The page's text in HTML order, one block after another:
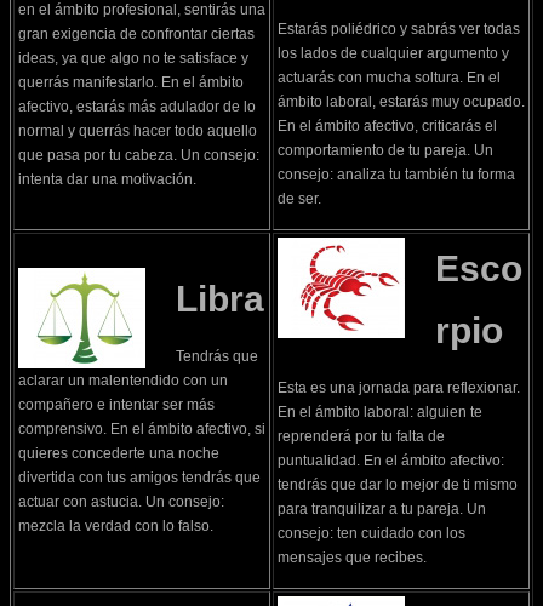
en el ámbito profesional, sentirás una
gran exigencia de confrontar ciertas
ideas, ya que algo no te satisface y
querrás manifestarlo. En el ámbito
afectivo, estarás más adulador de lo
normal y querrás hacer todo aquello
que pasa por tu cabeza. Un consejo:
intenta dar una motivación.
Estarás poliédrico y sabrás ver todas
los lados de cualquier argumento y
actuarás con mucha soltura. En el
ámbito laboral, estarás muy ocupado.
En el ámbito afectivo, criticarás el
comportamiento de tu pareja. Un
consejo: analiza tu también tu forma
de ser.
Libra
Tendrás que
aclarar un malentendido con un
compañero e intentar ser más
comprensivo. En el ámbito afectivo, si
quieres concederte una noche
divertida con tus amigos tendrás que
actuar con astucia. Un consejo:
mezcla la verdad con lo falso.
Esco
rpio
Esta es una jornada para reflexionar.
En el ámbito laboral: alguien te
reprenderá por tu falta de
puntualidad. En el ámbito afectivo:
tendrás que dar lo mejor de ti mismo
para tranquilizar a tu pareja. Un
consejo: ten cuidado con los
mensajes que recibes.